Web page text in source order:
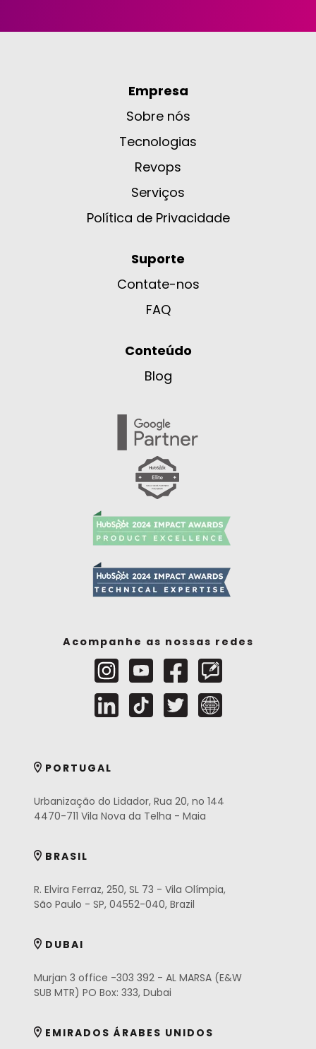
Empresa
Sobre nós
Tecnologias
Revops
Serviços
Política de Privacidade
Suporte
Contate-nos
FAQ
Conteúdo
Blog
Acompanhe as nossas redes
PORTUGAL
Urbanização do Lidador, Rua 20, no 144
4470-711 Vila Nova da Telha - Maia
BRASIL
R. Elvira Ferraz, 250, SL 73 - Vila Olímpia,
São Paulo - SP, 04552-040, Brazil
DUBAI
Murjan 3 office -303 392 - AL MARSA (E&W
SUB MTR) PO Box: 333, Dubai
EMIRADOS ÁRABES UNIDOS